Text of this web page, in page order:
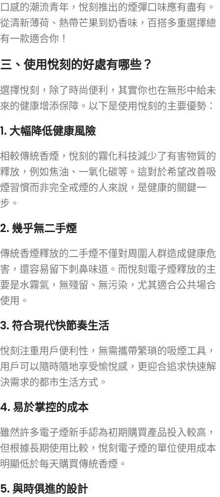
口感的潮流青年，悅刻推出的煙彈口味應有盡有。
從清新薄荷、熱帶芒果到奶香味，百搭多重選擇總
有一款適合你！
三、使用悅刻的好處有哪些？
選擇悅刻，除了時尚便利，其實你也在無形中給未
來的健康增添保障。以下是使用悅刻的主要優勢：
1. 大幅降低健康風險
相較傳統香煙，悅刻的霧化科技減少了有害物質的
釋放，例如焦油、一氧化碳等。這對於希望改善吸
煙習慣而非完全戒煙的人來說，是健康的關鍵一
步。
2. 幾乎無二手煙
傳統香煙釋放的二手煙不僅對周圍人群造成健康危
害，還容易留下刺鼻味道。而悅刻電子煙釋放的主
要是水霧氣，無殘留、無污染，尤其適合公共場合
使用。
3. 符合現代快節奏生活
悅刻注重用戶便利性，無需攜帶繁瑣的吸煙工具，
用戶可以隨時隨地享受愉悅感，更迎合追求快速解
決需求的都市生活方式。
4. 易於掌控的成本
雖然許多電子煙新手認為初期購買產品投入較高，
但根據長期使用比較，悅刻電子煙的單位使用成本
明顯低於每天購買傳統香煙。
5. 與時俱進的設計